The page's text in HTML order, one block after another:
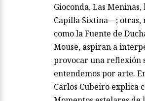
Gioconda, Las Meninas,
Capilla Sixtina—; otras,
como la Fuente de
Mouse, aspiran a
provocar una reflexión
entendemos por arte.
Carlos Cubeiro explica